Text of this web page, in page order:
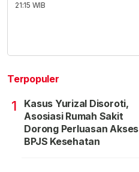
21:15 WIB
Terpopuler
1
Kasus Yurizal Disoroti,
Asosiasi Rumah Sakit
Dorong Perluasan Akses
BPJS Kesehatan